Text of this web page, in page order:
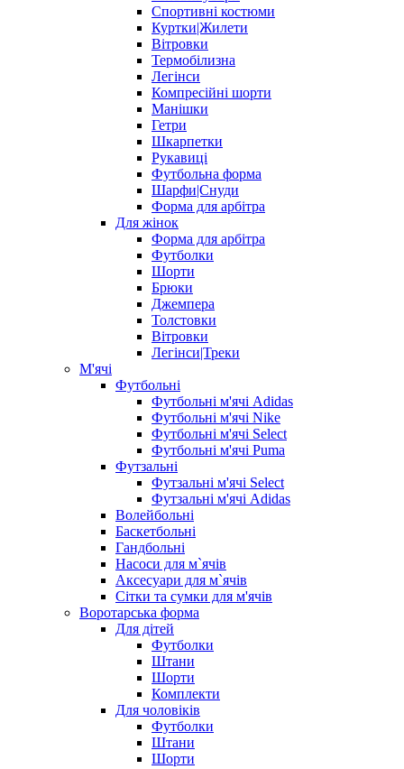
Спортивні костюми
Куртки|Жилети
Вітровки
Термобілизна
Легінси
Компресійні шорти
Манішки
Гетри
Шкарпетки
Рукавиці
Футбольна форма
Шарфи|Снуди
Форма для арбітра
Для жінок
Форма для арбітра
Футболки
Шорти
Брюки
Джемпера
Толстовки
Вітровки
Легінси|Треки
М'ячі
Футбольні
Футбольні м'ячі Adidas
Футбольні м'ячі Nike
Футбольні м'ячі Select
Футбольні м'ячі Puma
Футзальні
Футзальні м'ячі Select
Футзальні м'ячі Adidas
Волейбольні
Баскетбольні
Гандбольні
Насоси для м`ячів
Аксесуари для м`ячів
Сітки та сумки для м'ячів
Воротарська форма
Для дітей
Футболки
Штани
Шорти
Комплекти
Для чоловіків
Футболки
Штани
Шорти